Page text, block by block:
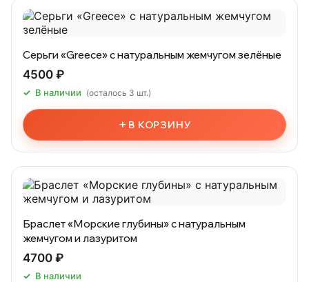
Серьги «Greece» с натуральным жемчугом зелёные
4500 ₽
В наличии (осталось 3 шт.)
+ В КОРЗИНУ
Браслет «Морские глубины» с натуральным
жемчугом и лазуритом
4700 ₽
В наличии